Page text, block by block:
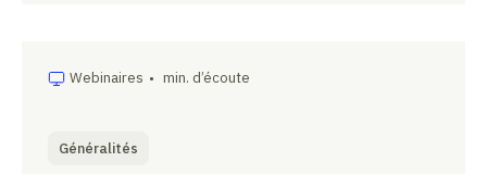
Webinaires • min. d’écoute
Généralités